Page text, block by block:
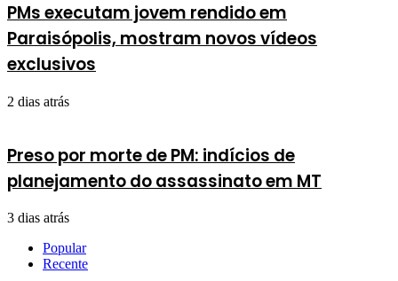
PMs executam jovem rendido em
Paraisópolis, mostram novos vídeos
exclusivos
2 dias atrás
Preso por morte de PM: indícios de
planejamento do assassinato em MT
3 dias atrás
Popular
Recente